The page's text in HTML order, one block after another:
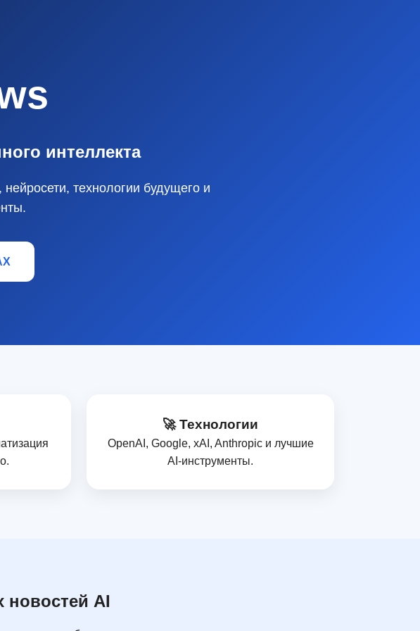
интеллекта
технологии будущего и
🚀 Технологии
OpenAI, Google, xAI, Anthropic и лучшие
AI‑инструменты.
новостей AI